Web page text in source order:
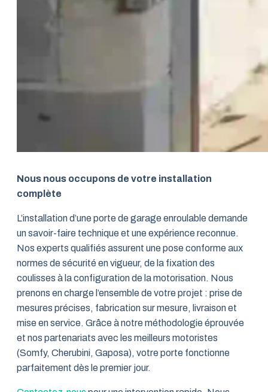
Nous nous occupons de votre installation
complète
L’installation d’une porte de garage enroulable demande
un savoir-faire technique et une expérience reconnue.
Nos experts qualifiés assurent une pose conforme aux
normes de sécurité en vigueur, de la fixation des
coulisses à la configuration de la motorisation. Nous
prenons en charge l’ensemble de votre projet : prise de
mesures précises, fabrication sur mesure, livraison et
mise en service. Grâce à notre méthodologie éprouvée
et nos partenariats avec les meilleurs motoristes
(Somfy, Cherubini, Gaposa), votre porte fonctionne
parfaitement dès le premier jour.